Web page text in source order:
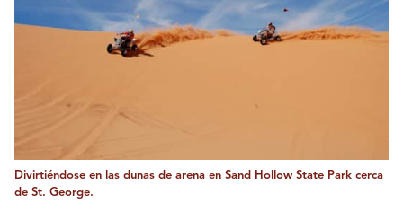
Divirtiéndose en las dunas de arena en Sand Hollow State Park cerca
de St. George.